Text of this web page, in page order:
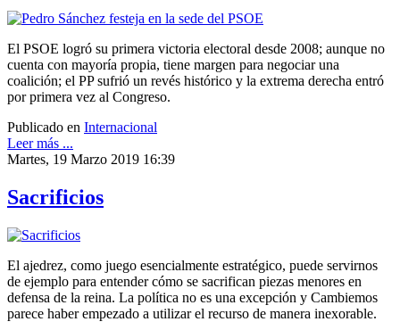
El PSOE logró su primera victoria electoral desde 2008; aunque no
cuenta con mayoría propia, tiene margen para negociar una
coalición; el PP sufrió un revés histórico y la extrema derecha entró
por primera vez al Congreso.
Publicado en Internacional
Leer más ...
Martes, 19 Marzo 2019 16:39
Sacrificios
El ajedrez, como juego esencialmente estratégico, puede servirnos
de ejemplo para entender cómo se sacrifican piezas menores en
defensa de la reina. La política no es una excepción y Cambiemos
parece haber empezado a utilizar el recurso de manera inexorable.